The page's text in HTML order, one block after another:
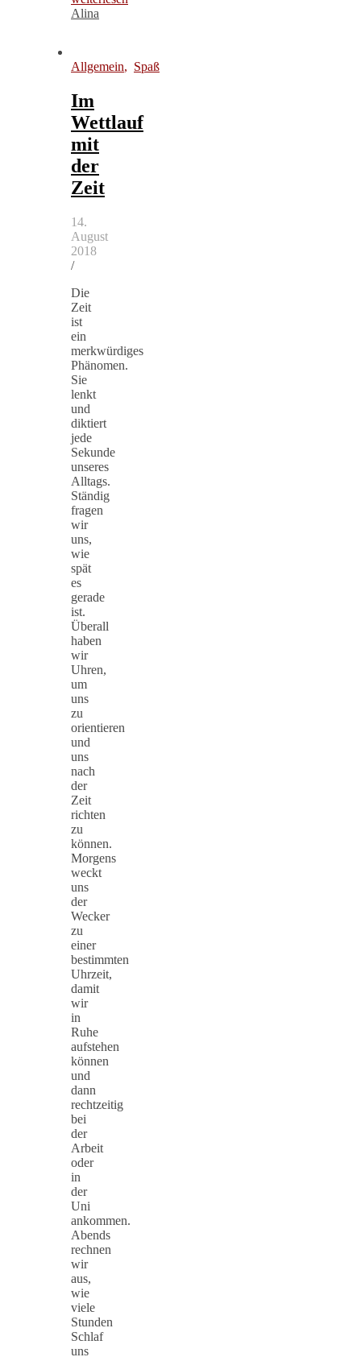
Alina
Allgemein, Spaß
Im
Wettlauf
mit
der
Zeit
14.
August
2018
/
Die
Zeit
ist
ein
merkwürdiges
Phänomen.
Sie
lenkt
und
diktiert
jede
Sekunde
unseres
Alltags.
Ständig
fragen
wir
uns,
wie
spät
es
gerade
ist.
Überall
haben
wir
Uhren,
um
uns
zu
orientieren
und
uns
nach
der
Zeit
richten
zu
können.
Morgens
weckt
uns
der
Wecker
zu
einer
bestimmten
Uhrzeit,
damit
wir
in
Ruhe
aufstehen
können
und
dann
rechtzeitig
bei
der
Arbeit
oder
in
der
Uni
ankommen.
Abends
rechnen
wir
aus,
wie
viele
Stunden
Schlaf
uns